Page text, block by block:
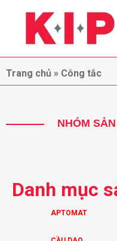
Trang chủ » Công tắc
NHÓM
Danh mục
APTOMAT